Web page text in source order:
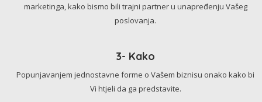
marketinga, kako bismo bili trajni partner u unapređenju Vašeg
poslovanja.
3- Kako
Popunjavanjem jednostavne forme o Vašem biznisu onako kako bi
Vi htjeli da ga predstavite.